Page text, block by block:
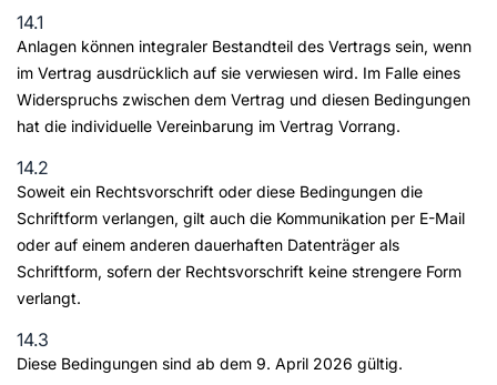
14.1
Anlagen können integraler Bestandteil des Vertrags sein, wenn
im Vertrag ausdrücklich auf sie verwiesen wird. Im Falle eines
Widerspruchs zwischen dem Vertrag und diesen Bedingungen
hat die individuelle Vereinbarung im Vertrag Vorrang.
14.2
Soweit ein Rechtsvorschrift oder diese Bedingungen die
Schriftform verlangen, gilt auch die Kommunikation per E-Mail
oder auf einem anderen dauerhaften Datenträger als
Schriftform, sofern der Rechtsvorschrift keine strengere Form
verlangt.
14.3
Diese Bedingungen sind ab dem 9. April 2026 gültig.